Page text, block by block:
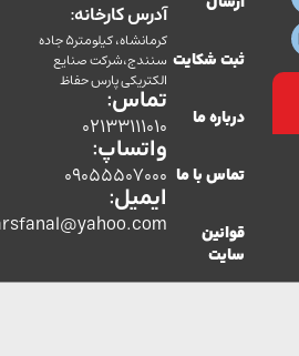
ثبت شکایت
درباره ما
تماس با ما
قوانین
آدرس کارخانه:
کرمانشاه، کیلومتر5 جاده
سنندج،شرکت صنایع
الکتریکی پارس حفاظ
تماس:
02133111010
واتساپ:
09055507000
ایمیل:
co.parsfanal@yahoo.com